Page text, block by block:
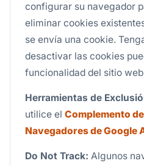
configurar su navegador
eliminar cookies
se envía una cookie.
desactivar las cookies
funcionalidad del sitio
Herramientas de
utilice el Complemento
Navegadores de Google
Do Not Track: Algunos